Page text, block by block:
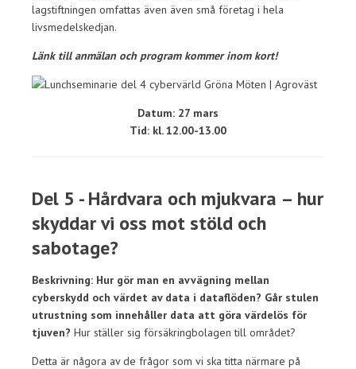
lagstiftningen omfattas även även små företag i hela
livsmedelskedjan.
Länk till anmälan och program kommer inom kort!
Datum: 27 mars
Tid: kl. 12.00-13.00
Del 5 - Hårdvara och mjukvara – hur
skyddar vi oss mot stöld och
sabotage?
Beskrivning: Hur gör man en avvägning mellan
cyberskydd och värdet av data i dataflöden? Går stulen
utrustning som innehåller data att göra värdelös för
tjuven? Hur ställer sig försäkringbolagen till området?
Detta är någora av de frågor som vi ska titta närmare på